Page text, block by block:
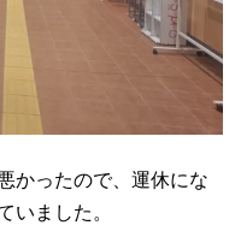
かったので、運休にな
いました。